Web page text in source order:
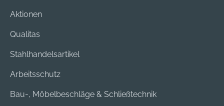
Aktionen
Qualitas
Stahlhandelsartikel
Arbeitsschutz
Bau-, Möbelbeschläge & Schließtechnik